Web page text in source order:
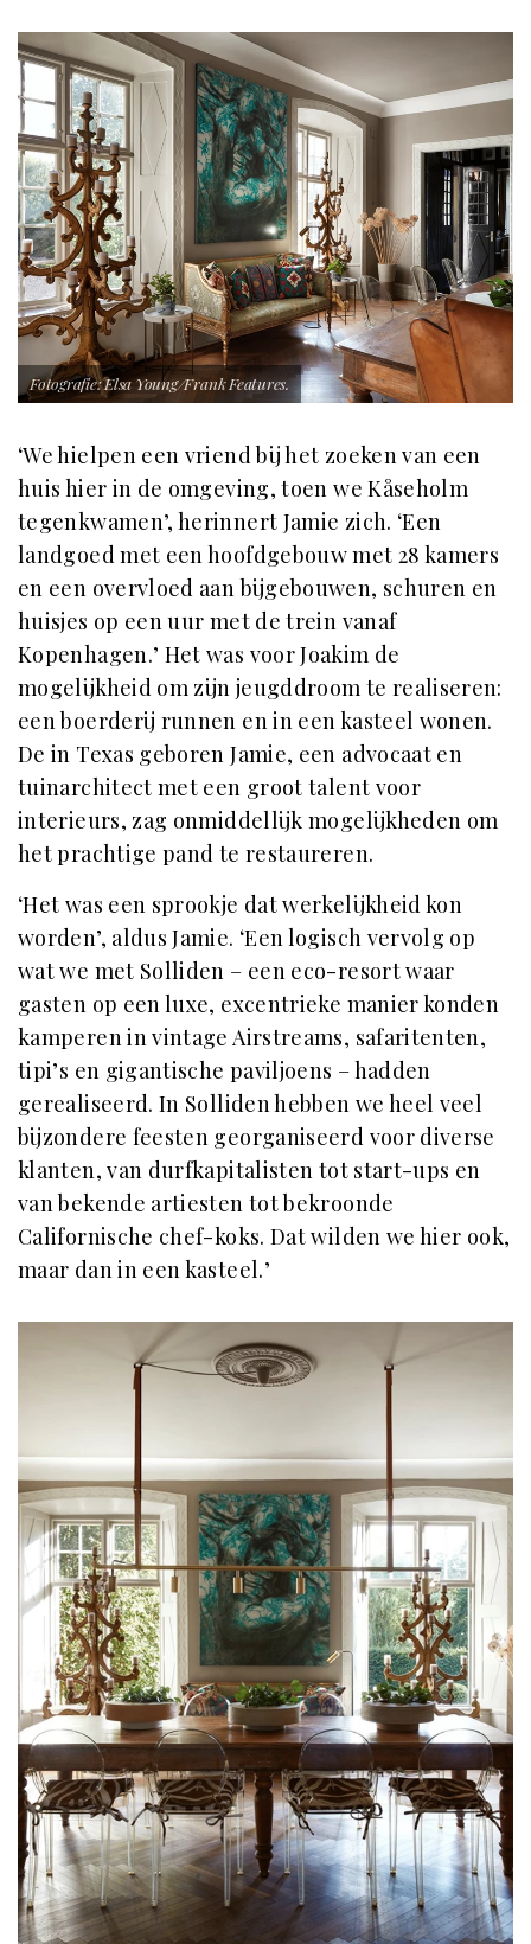
Fotografie: Elsa Young/Frank Features.
‘We hielpen een vriend bij het zoeken van een
huis hier in de omgeving, toen we Kåseholm
tegenkwamen’, herinnert Jamie zich. ‘Een
landgoed met een hoofdgebouw met 28 kamers
en een overvloed aan bijgebouwen, schuren en
huisjes op een uur met de trein vanaf
Kopenhagen.’ Het was voor Joakim de
mogelijkheid om zijn jeugddroom te realiseren:
een boerderij runnen en in een kasteel wonen.
De in Texas geboren Jamie, een advocaat en
tuinarchitect met een groot talent voor
interieurs, zag onmiddellijk mogelijkheden om
het prachtige pand te restaureren.
‘Het was een sprookje dat werkelijkheid kon
worden’, aldus Jamie. ‘Een logisch vervolg op
wat we met Solliden – een eco-resort waar
gasten op een luxe, excentrieke manier konden
kamperen in vintage Airstreams, safaritenten,
tipi’s en gigantische paviljoens – hadden
gerealiseerd. In Solliden hebben we heel veel
bijzondere feesten georganiseerd voor diverse
klanten, van durfkapitalisten tot start-ups en
van bekende artiesten tot bekroonde
Californische chef-koks. Dat wilden we hier ook,
maar dan in een kasteel.’